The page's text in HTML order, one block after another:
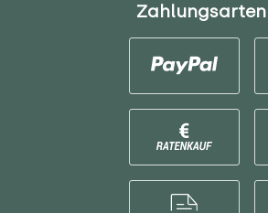
Zahlungsarten